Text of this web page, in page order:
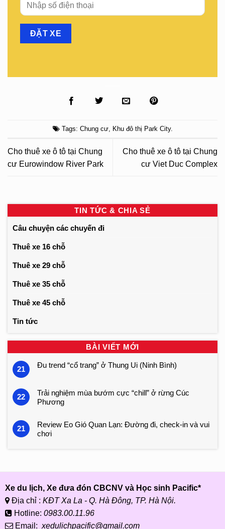
Tags: Chung cư, Khu đô thị Park City.
Cho thuê xe ô tô tại Chung
cư Eurowindow River Park
Cho thuê xe ô tô tại Chung
cư Viet Duc Complex
TIN TỨC & CHIA SẺ
Câu chuyện các chuyến đi
Thuê xe 16 chỗ
Thuê xe 29 chỗ
Thuê xe 35 chỗ
Thuê xe 45 chỗ
Tin tức
BÀI VIẾT MỚI
21 Đu trend “cổ trang” ở Thung Ui (Ninh Bình)
22
Trải nghiệm mùa bướm cực “chill” ở rừng Cúc
Phương
21
Review Eo Gió Quan Lạn: Đường đi, check-in và vui
chơi
Xe du lịch, Xe đưa đón CBCNV và Học sinh Pacific*
Địa chỉ : KĐT Xa La - Q. Hà Đông, TP. Hà Nội.
Hotline: 0983.00.11.96
Email: xedulichpacific@gmail.com